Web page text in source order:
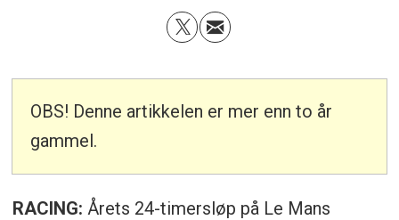
OBS! Denne artikkelen er mer enn to år
gammel.
RACING: Årets 24-timersløp på Le Mans